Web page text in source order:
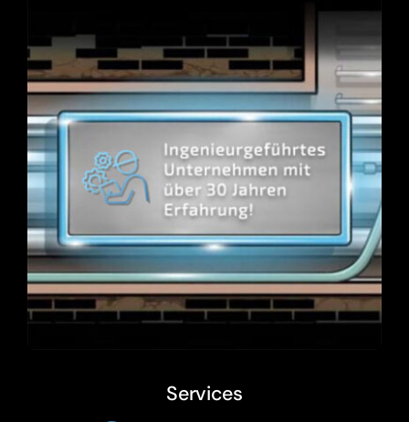
Services